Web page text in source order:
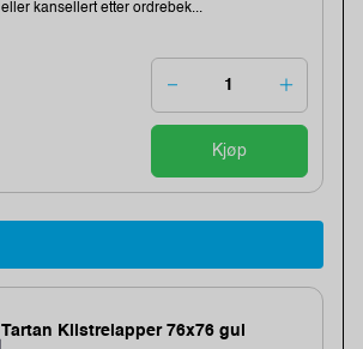
eller kansellert etter ordrebek...
Kjøp
Tartan Klistrelapper 76x76 gul